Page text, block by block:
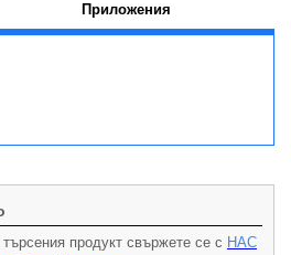
Приложения
продукт свържете се с НАС